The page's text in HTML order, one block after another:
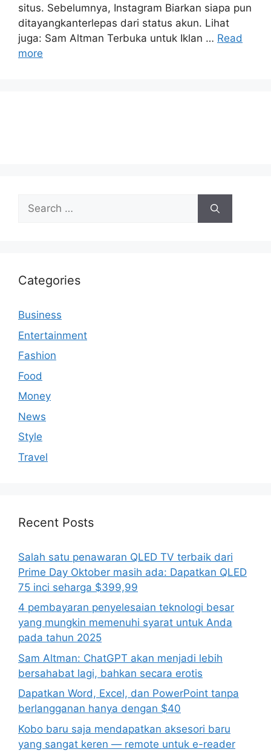
situs. Sebelumnya, Instagram Biarkan siapa pun
ditayangkanterlepas dari status akun. Lihat
juga: Sam Altman Terbuka untuk Iklan … Read
more
Search
for:
Categories
Business
Entertainment
Fashion
Food
Money
News
Style
Travel
Recent Posts
Salah satu penawaran QLED TV terbaik dari
Prime Day Oktober masih ada: Dapatkan QLED
75 inci seharga $399,99
4 pembayaran penyelesaian teknologi besar
yang mungkin memenuhi syarat untuk Anda
pada tahun 2025
Sam Altman: ChatGPT akan menjadi lebih
bersahabat lagi, bahkan secara erotis
Dapatkan Word, Excel, dan PowerPoint tanpa
berlangganan hanya dengan $40
Kobo baru saja mendapatkan aksesori baru
yang sangat keren — remote untuk e-reader